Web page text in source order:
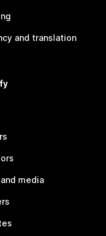
and translation
media